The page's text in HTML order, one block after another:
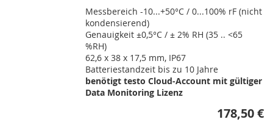
Messbereich -10...+50°C / 0...100% rF (nicht
kondensierend)
Genauigkeit ±0,5°C / ± 2% RH (35 .. <65
%RH)
62,6 x 38 x 17,5 mm, IP67
Batteriestandzeit bis zu 10 Jahre
benötigt testo Cloud-Account mit gültiger
Data Monitoring Lizenz
178,50 €